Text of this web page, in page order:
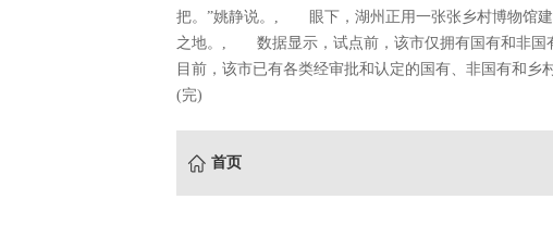
把。”姚静说。, 眼下，湖州正用一张张乡村博物馆建
之地。, 数据显示，试点前，该市仅拥有国有和非国
目前，该市已有各类经审批和认定的国有、非国有和乡
(完)
首页